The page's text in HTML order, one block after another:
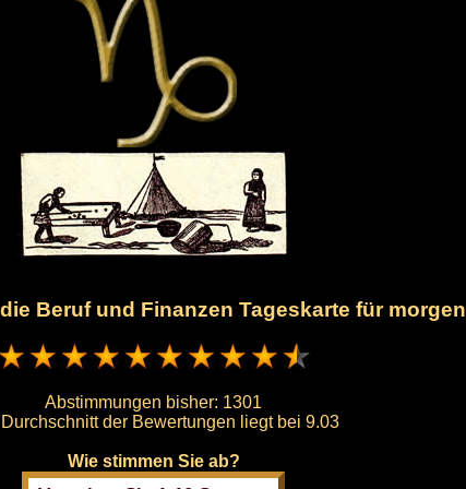
Beruf und Finanzen Tageskarte für
Abstimmungen bisher: 1301
der Bewertungen liegt bei 9.03
Wie stimmen Sie ab?